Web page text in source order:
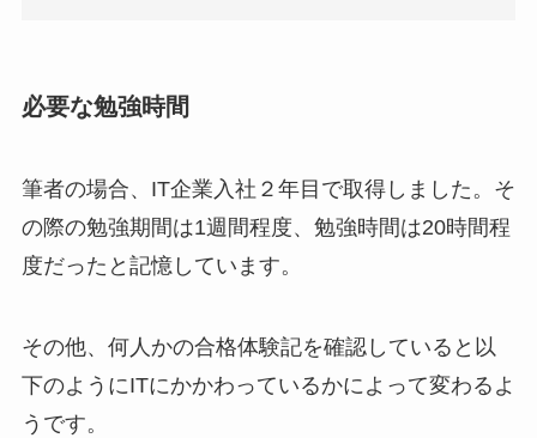
必要な勉強時間
筆者の場合、IT企業入社２年目で取得しました。そ
の際の勉強期間は1週間程度、勉強時間は20時間程
度だったと記憶しています。
その他、何人かの合格体験記を確認していると以
下のようにITにかかわっているかによって変わるよ
うです。